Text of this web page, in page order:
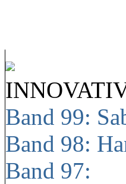
Band 99:
Band 98:
Band 97: